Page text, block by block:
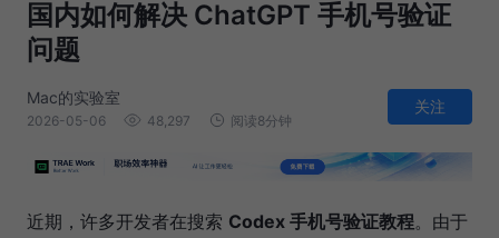
国内如何解决 ChatGPT 手机号验证
问题
Mac的实验室
2026-05-06 48,297 阅读8分钟
关注
近期，许多开发者在搜索 Codex 手机号验证教程。由于